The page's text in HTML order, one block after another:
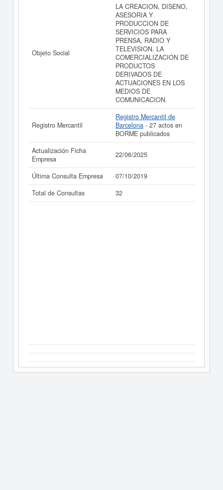
Objeto Social
LA CREACION, DISENO,
ASESORIA Y
PRODUCCION DE
SERVICIOS PARA
PRENSA, RADIO Y
TELEVISION. LA
COMERCIALIZACION DE
PRODUCTOS
DERIVADOS DE
ACTUACIONES EN LOS
MEDIOS DE
COMUNICACION.
Registro Mercantil
Registro Mercantil de
Barcelona - 27 actos en
BORME publicados
Actualización Ficha
Empresa
22/06/2025
Última Consulta Empresa
07/10/2019
Total de Consultas
32